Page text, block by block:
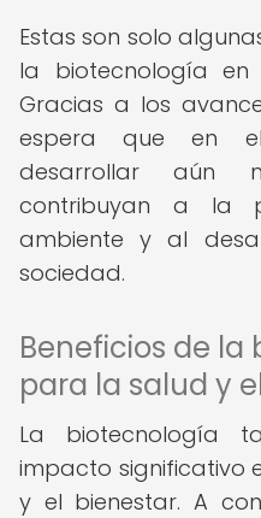
Estas son solo
la biotecnología en
Gracias a los
espera que en
desarrollar aún
contribuyan a la
ambiente y al
sociedad.
Beneficios de
para la salud y
La biotecnología
impacto significativo
y el bienestar. A